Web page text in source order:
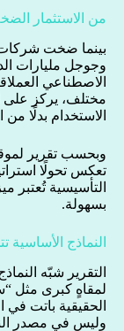
من الاستثمار
وجوجل مليارات
الاصطناعي
مختلف، يركز على
الاستخدام بدلًا
وبحسب تقرير
تعكس تحولًا
التأسيسية تُعتبر
بسهولة.
النماذج
التقرير شبّه
لمقاهٍ كبرى مثل
الحقيقية باتت في
وليس في مصدر